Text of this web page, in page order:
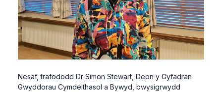
Nesaf, trafododd Dr Simon Stewart, Deon y Gyfadran
Gwyddorau Cymdeithasol a Bywyd, bwysigrwydd